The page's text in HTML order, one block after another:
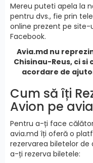
Mereu puteti apela la
pentru dvs., fie prin
online prezent pe site-
Facebook.
Avia.md nu
Chisinau-Reus, ci si
acordare de
Cum să îți
Avion pe
Pentru a-ți face
avia.md îți oferă o
rezervarea biletelor de
a-ți rezerva biletele: